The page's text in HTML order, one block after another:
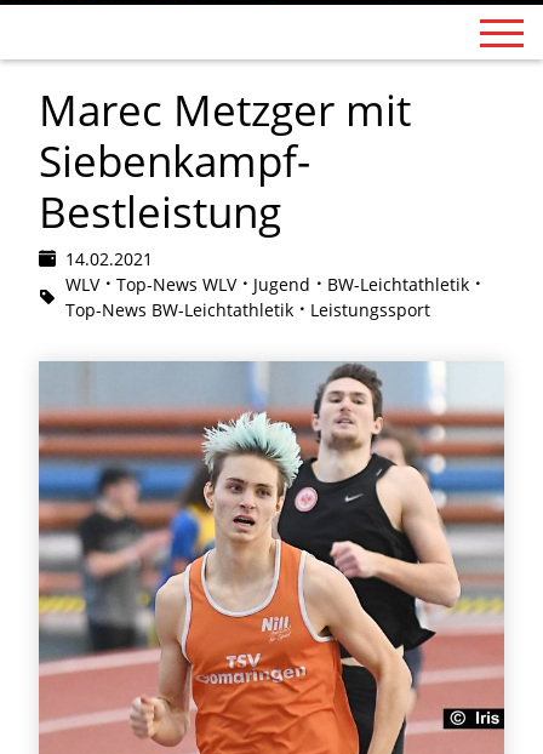
Marec Metzger mit
Siebenkampf-
Bestleistung
14.02.2021
WLV
Top-News WLV Jugend
BW-Leichtathletik
Top-News BW-Leichtathletik
Leistungssport